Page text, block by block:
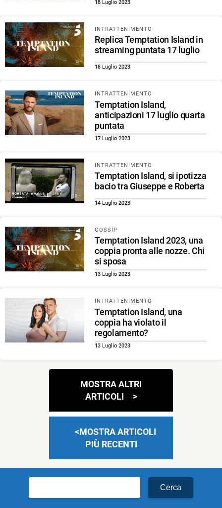
18 Luglio 2023
INTRATTENIMENTO
Replica Temptation Island in
streaming puntata 17 luglio
18 Luglio 2023
INTRATTENIMENTO
Temptation Island,
anticipazioni 17 luglio quarta
puntata
17 Luglio 2023
INTRATTENIMENTO
Temptation Island, si ipotizza
bacio tra Giuseppe e Roberta
14 Luglio 2023
GOSSIP
Temptation Island 2023, una
coppia pronta alle nozze. Chi
si sposa
13 Luglio 2023
INTRATTENIMENTO
Temptation Island, una
coppia ha violato il
regolamento?
13 Luglio 2023
Navigazione
articoli
MOSTRA ALTRI
ARTICOLI
MOSTRA ARTICOLI
PIÙ RECENTI
per: